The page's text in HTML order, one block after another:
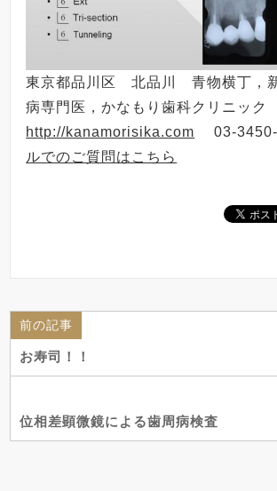
東京都品川区 北品川 青物横丁，
病専門医，かなもり歯科クリニック
http://kanamorisika.com 03-
ルでのご質問はこちら
前の記事
お寿司！！
位相差顕微鏡による歯周病検査